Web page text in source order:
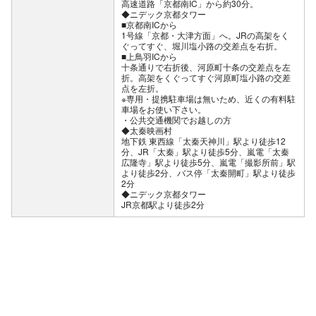
高速道路「京都南IC」から約30分。
◆ニデック京都タワー
■京都南ICから
1号線「京都・大津方面」へ。JRの高架をく
ぐってすぐ、堀川塩小路の交差点を右折。
■上鳥羽ICから
十条通りで右折後、河原町十条の交差点を左
折。高架をくぐってすぐ河原町塩小路の交差
点を左折。
※専用・提携駐車場は無いため、近くの有料駐
車場をお使い下さい。
公共交通機関でお越しの方
◆太秦映画村
地下鉄 東西線「太秦天神川」駅より徒歩12
分、JR「太秦」駅より徒歩5分、嵐電「太秦
広隆寺」駅より徒歩5分、嵐電「撮影所前」駅
より徒歩2分、バス停「太秦開町」駅より徒歩
2分
◆ニデック京都タワー
JR京都駅より徒歩2分